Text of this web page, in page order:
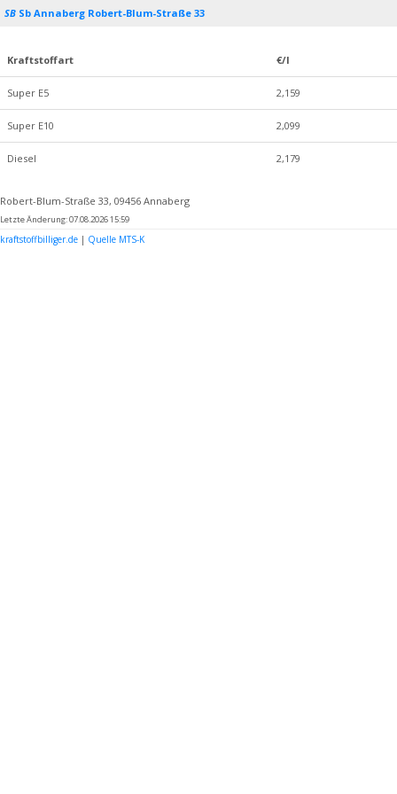
SB Sb Annaberg Robert-Blum-Straße 33
Kraftstoffart €/l
Super E5 2,159
Super E10 2,099
Diesel 2,179
Robert-Blum-Straße 33, 09456 Annaberg
Letzte Änderung: 07.08.2026 15:59
kraftstoffbilliger.de | Quelle MTS-K